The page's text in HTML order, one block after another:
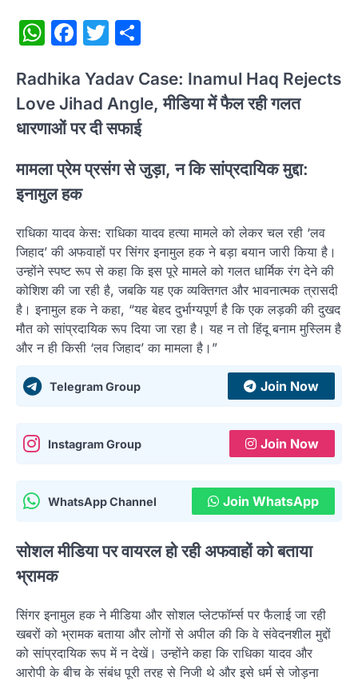
WhatsApp
Facebook
Twitter
Radhika Yadav Case: Inamul Haq Rejects
Love Jihad Angle, मीडिया में फैल रही गलत
धारणाओं पर दी सफाई
मामला प्रेम प्रसंग से जुड़ा, न कि सांप्रदायिक मुद्दा:
इनामुल हक
राधिका यादव केस: राधिका यादव हत्या मामले को लेकर चल रही ‘लव
जिहाद’ की अफवाहों पर सिंगर इनामुल हक ने बड़ा बयान जारी किया है।
उन्होंने स्पष्ट रूप से कहा कि इस पूरे मामले को गलत धार्मिक रंग देने की
कोशिश की जा रही है, जबकि यह एक व्यक्तिगत और भावनात्मक त्रासदी
है। इनामुल हक ने कहा, “यह बेहद दुर्भाग्यपूर्ण है कि एक लड़की की दुखद
मौत को सांप्रदायिक रूप दिया जा रहा है। यह न तो हिंदू बनाम मुस्लिम है
और न ही किसी ‘लव जिहाद’ का मामला है।”
Telegram Group Join Now
Instagram Group Join Now
WhatsApp Channel Join WhatsApp
सोशल मीडिया पर वायरल हो रही अफवाहों को बताया
भ्रामक
सिंगर इनामुल हक ने मीडिया और सोशल प्लेटफॉर्म्स पर फैलाई जा रही
खबरों को भ्रामक बताया और लोगों से अपील की कि वे संवेदनशील मुद्दों
को सांप्रदायिक रूप में न देखें। उन्होंने कहा कि राधिका यादव और
आरोपी के बीच के संबंध पूरी तरह से निजी थे और इसे धर्म से जोड़ना